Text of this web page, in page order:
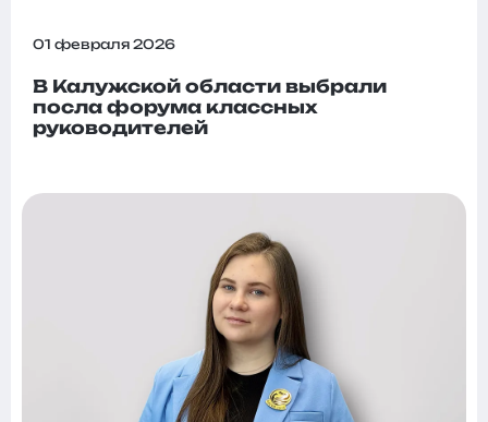
01 февраля 2026
В Калужской области выбрали
посла форума классных
руководителей